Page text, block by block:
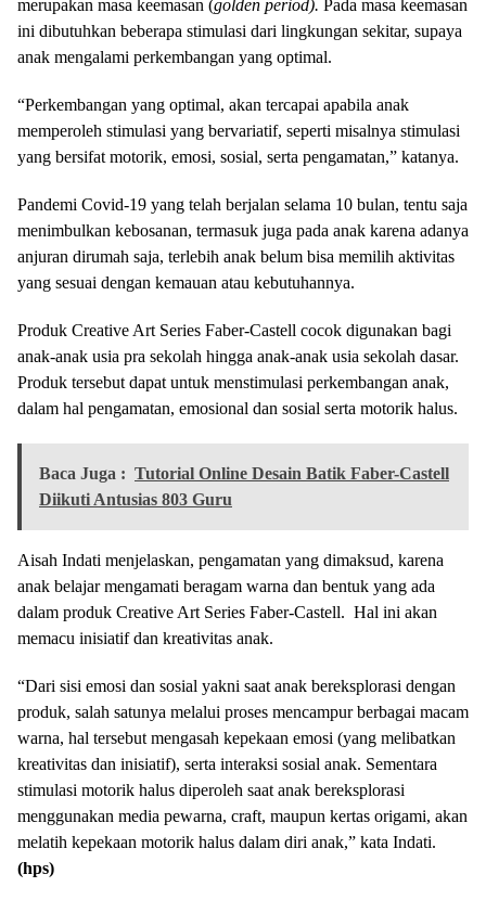
merupakan masa keemasan (golden period). Pada masa keemasan
ini dibutuhkan beberapa stimulasi dari lingkungan sekitar, supaya
anak mengalami perkembangan yang optimal.
“Perkembangan yang optimal, akan tercapai apabila anak
memperoleh stimulasi yang bervariatif, seperti misalnya stimulasi
yang bersifat motorik, emosi, sosial, serta pengamatan,” katanya.
Pandemi Covid-19 yang telah berjalan selama 10 bulan, tentu saja
menimbulkan kebosanan, termasuk juga pada anak karena adanya
anjuran dirumah saja, terlebih anak belum bisa memilih aktivitas
yang sesuai dengan kemauan atau kebutuhannya.
Produk Creative Art Series Faber-Castell cocok digunakan bagi
anak-anak usia pra sekolah hingga anak-anak usia sekolah dasar.
Produk tersebut dapat untuk menstimulasi perkembangan anak,
dalam hal pengamatan, emosional dan sosial serta motorik halus.
Baca Juga : Tutorial Online Desain Batik Faber-Castell
Diikuti Antusias 803 Guru
Aisah Indati menjelaskan, pengamatan yang dimaksud, karena
anak belajar mengamati beragam warna dan bentuk yang ada
dalam produk Creative Art Series Faber-Castell. Hal ini akan
memacu inisiatif dan kreativitas anak.
“Dari sisi emosi dan sosial yakni saat anak bereksplorasi dengan
produk, salah satunya melalui proses mencampur berbagai macam
warna, hal tersebut mengasah kepekaan emosi (yang melibatkan
kreativitas dan inisiatif), serta interaksi sosial anak. Sementara
stimulasi motorik halus diperoleh saat anak bereksplorasi
menggunakan media pewarna, craft, maupun kertas origami, akan
melatih kepekaan motorik halus dalam diri anak,” kata Indati.
(hps)